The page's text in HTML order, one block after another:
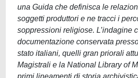
una Guida che definisca le
soggetti produttori e ne tracci i
soppressioni religiose. L’indagine
documentazione conservata
stato italiani, quelli gran priorali
Magistrali e la National Library of
primi lineamenti di storia